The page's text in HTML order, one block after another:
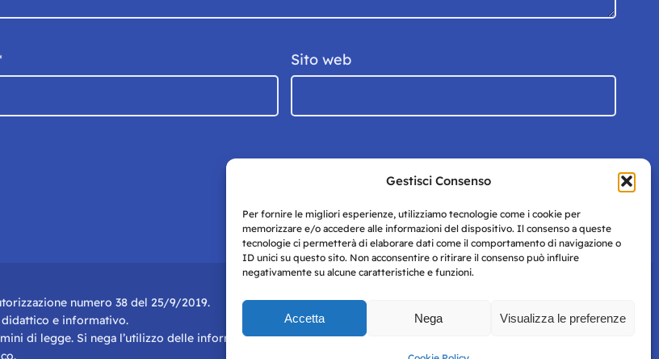
Gestisci Consenso
Per fornire le migliori esperienze, utilizziamo tecnologie come i cookie per
memorizzare e/o accedere alle informazioni del dispositivo. Il consenso a queste
tecnologie ci permetterà di elaborare dati come il comportamento di navigazione o
ID unici su questo sito. Non acconsentire o ritirare il consenso può influire
negativamente su alcune caratteristiche e funzioni.
Accetta Nega Visualizza le preferenze
Sito web
numero 38 del 25/9/2019.
e informativo.
di legge. Si nega l’utilizzo delle informazioni in questo Policy